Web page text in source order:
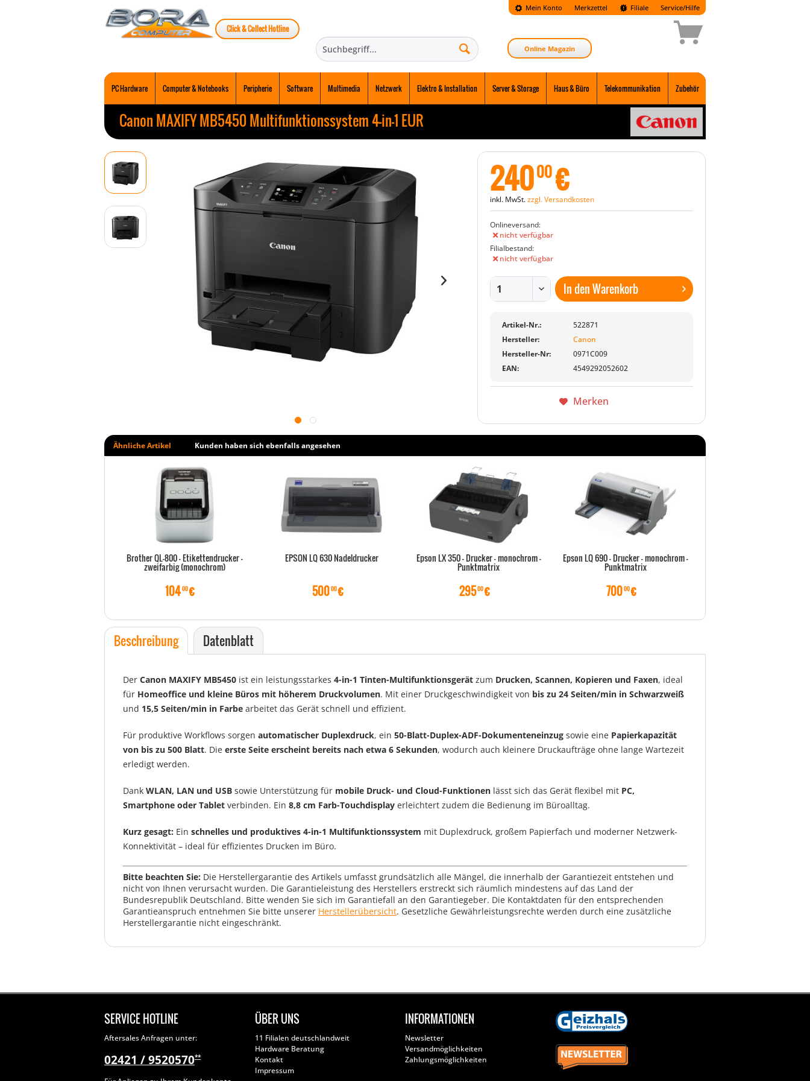
Mein Konto Merkzettel
Click & Collect Hotline
Filiale Service/Hilfe
Online Magazin
PC Hardware Computer & Notebooks Peripherie Software Multimedia Netzwerk Elektro & Installation Server & Storage Haus & Büro Telekommunikation Zubehör
Canon MAXIFY MB5450 Multifunktionssystem 4-in-1 EUR
24000€
inkl. MwSt.zzgl. Versandkosten
Onlineversand:
nicht verfügbar
Filialbestand:
nicht verfügbar
In denWarenkorb
Artikel-Nr.:
522871
Hersteller:
Canon
Hersteller-Nr:
0971C009
EAN:
4549292052602
Merken
Ähnliche Artikel Kunden haben sich ebenfalls angesehen
Brother QL-800 - Etikettendrucker -
zweifarbig (monochrom)
10400€
EPSON LQ 630 Nadeldrucker
50000€
Epson LX 350 - Drucker - monochrom -
Punktmatrix
29500€
Epson LQ 690 - Drucker - monochrom -
Punktmatrix
70000€
Beschreibung Datenblatt
Der Canon MAXIFY MB5450 ist ein leistungsstarkes 4-in-1 Tinten-Multifunktionsgerät zum Drucken, Scannen, Kopieren und Faxen, ideal
für Homeoffice und kleine Büros mit höherem Druckvolumen. Mit einer Druckgeschwindigkeit von bis zu 24 Seiten/min in Schwarzweiß
und 15,5 Seiten/min in Farbe arbeitet das Gerät schnell und effizient.
Für produktive Workflows sorgen automatischer Duplexdruck, ein 50-Blatt-Duplex-ADF-Dokumenteneinzug sowie eine Papierkapazität
von bis zu 500 Blatt. Die erste Seite erscheint bereits nach etwa 6 Sekunden, wodurch auch kleinere Druckaufträge ohne lange Wartezeit
erledigt werden.
Dank WLAN, LAN und USB sowie Unterstützung für mobile Druck- und Cloud-Funktionen lässt sich das Gerät flexibel mit PC,
Smartphone oder Tablet verbinden. Ein 8,8 cm Farb-Touchdisplay erleichtert zudem die Bedienung im Büroalltag.
Kurz gesagt: Ein schnelles und produktives 4-in-1 Multifunktionssystem mit Duplexdruck, großem Papierfach und moderner Netzwerk-
Konnektivität – ideal für effizientes Drucken im Büro.
Bitte beachten Sie: Die Herstellergarantie des Artikels umfasst grundsätzlich alle Mängel, die innerhalb der Garantiezeit entstehen und
nicht von Ihnen verursacht wurden. Die Garantieleistung des Herstellers erstreckt sich räumlich mindestens auf das Land der
Bundesrepublik Deutschland. Bitte wenden Sie sich im Garantiefall an den Garantiegeber. Die Kontaktdaten für den entsprechenden
Garantieanspruch entnehmen Sie bitte unserer Herstellerübersicht. Gesetzliche Gewährleistungsrechte werden durch eine zusätzliche
Herstellergarantie nicht eingeschränkt.
SERVICE HOTLINE
Aftersales Anfragen unter:
02421 / 9520570**
ÜBER UNS
11 Filialen deutschlandweit
Hardware Beratung
Kontakt
Impressum
INFORMATIONEN
Newsletter
Versandmöglichkeiten
Zahlungsmöglichkeiten